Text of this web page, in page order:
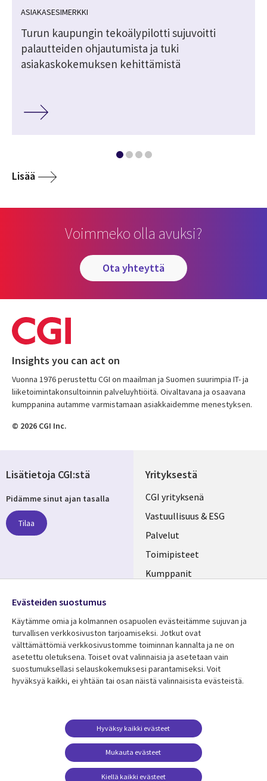
ASIAKASESIMERKKI
Turun kaupungin tekoälypilotti sujuvoitti
palautteiden ohjautumista ja tuki
asiakaskokemuksen kehittämistä
Lisää
Voimmeko olla avuksi?
ota yhteyttä
Insights you can act on
Vuonna 1976 perustettu CGI on maailman ja Suomen suurimpia IT- ja
liiketoimintakonsultoinnin palveluyhtiöitä. Oivaltavana ja osaavana
kumppanina autamme varmistamaan asiakkaidemme menestyksen.
© 2026 CGI Inc.
Yrityksestä
Useful
links
FINLAND
CGI yrityksenä
Vastuullisuus & ESG
Palvelut
Toimipisteet
Kumppanit
Resurssikeskus
Library
FINLAND
Asiakastarinat
Lisätietoa
Legal
Tietosuoja
Käyttöehdot
Yhteystiedot
Evästeasetuksesi
Lisätietoja CGI:stä
Pidämme sinut ajan tasalla
Tilaa
Media
FINLAND
Evästeiden suostumus
Käytämme omia ja kolmannen osapuolen evästeitämme sujuvan ja
turvallisen verkkosivuston tarjoamiseksi. Jotkut ovat
välttämättömiä verkkosivustomme toiminnan kannalta ja ne on
asetettu oletuksena. Toiset ovat valinnaisia ​​ja asetetaan vain
suostumuksellasi selauskokemuksesi parantamiseksi. Voit
hyväksyä kaikki, ei yhtään tai osan näistä valinnaisista evästeistä.
Mukauta evästeet
Hyväksy kaikki evästeet
Kiellä kaikki evästeet